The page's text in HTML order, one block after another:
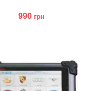
990 грн